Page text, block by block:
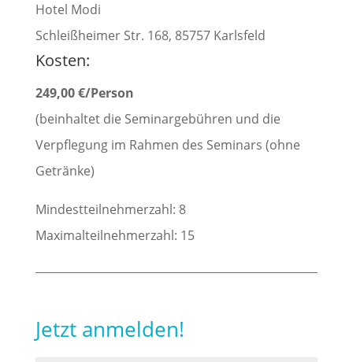
Hotel Modi
Schleißheimer Str. 168, 85757 Karlsfeld
Kosten:
249,00 €/Person
(beinhaltet die Seminargebühren und die
Verpflegung im Rahmen des Seminars (ohne
Getränke)
Mindestteilnehmerzahl: 8
Maximalteilnehmerzahl: 15
Jetzt anmelden!